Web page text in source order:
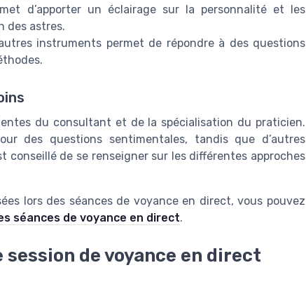
d’apporter un éclairage sur la personnalité et les
des astres.
instruments permet de répondre à des questions
du consultant et de la spécialisation du praticien.
des questions sentimentales, tandis que d’autres
conseillé de se renseigner sur les différentes approches
lors des séances de voyance en direct, vous pouvez
séances de voyance en direct.
de voyance en direct